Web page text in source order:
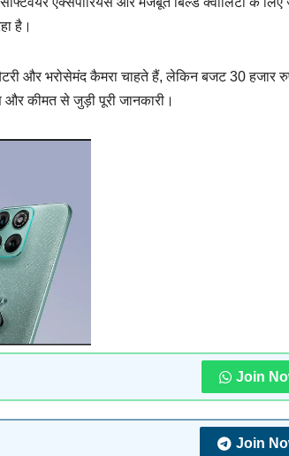
है।
और भरोसेमंद कैमरा चाहते हैं, लेकिन बजट 30 हजार
कीमत से जुड़ी पूरी जानकारी।
Join
Join